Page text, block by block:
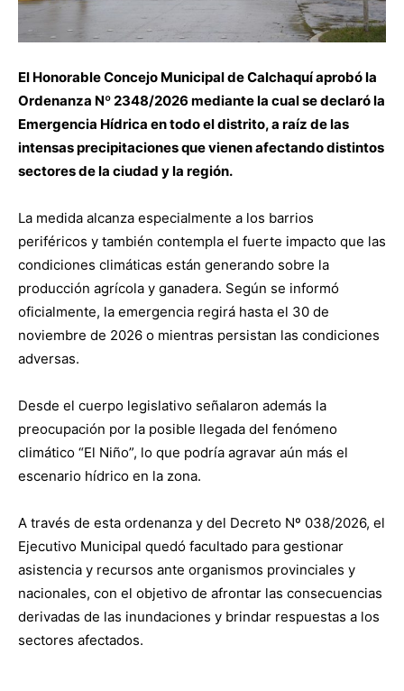
El Honorable Concejo Municipal de Calchaquí aprobó la
Ordenanza Nº 2348/2026 mediante la cual se declaró la
Emergencia Hídrica en todo el distrito, a raíz de las
intensas precipitaciones que vienen afectando distintos
sectores de la ciudad y la región.
La medida alcanza especialmente a los barrios
periféricos y también contempla el fuerte impacto que las
condiciones climáticas están generando sobre la
producción agrícola y ganadera. Según se informó
oficialmente, la emergencia regirá hasta el 30 de
noviembre de 2026 o mientras persistan las condiciones
adversas.
Desde el cuerpo legislativo señalaron además la
preocupación por la posible llegada del fenómeno
climático “El Niño”, lo que podría agravar aún más el
escenario hídrico en la zona.
A través de esta ordenanza y del Decreto Nº 038/2026, el
Ejecutivo Municipal quedó facultado para gestionar
asistencia y recursos ante organismos provinciales y
nacionales, con el objetivo de afrontar las consecuencias
derivadas de las inundaciones y brindar respuestas a los
sectores afectados.